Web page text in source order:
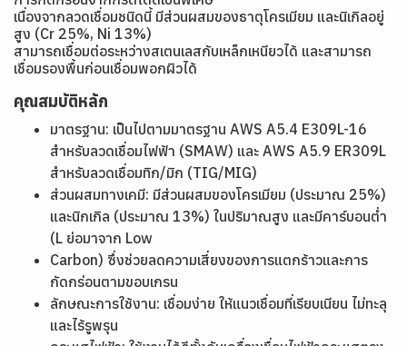
เนื่องจากลวดเชื่อมชนิดนี้ มีส่วนผสมของธาตุโครเมียม และนิเกิลอยู่
สูง (Cr 25%, Ni 13%)
สามารถเชื่อมต่อระหว่างสเตนเลสกับเหล็กเหนียวได้ และสามารถ
เชื่อมรองพื้นก่อนเชื่อมพอกผิวได้
คุณสมบัติหลัก
มาตรฐาน: เป็นไปตามมาตรฐาน AWS A5.4 E309L-16
สำหรับลวดเชื่อมไฟฟ้า (SMAW) และ AWS A5.9 ER309L
สำหรับลวดเชื่อมทิก/มิก (TIG/MIG)
ส่วนผสมทางเคมี: มีส่วนผสมของโครเมียม (ประมาณ 25%)
และนิกเกิล (ประมาณ 13%) ในปริมาณสูง และมีคาร์บอนต่ำ
(L ย่อมาจาก Low
Carbon) ซึ่งช่วยลดความเสี่ยงของการแตกร้าวและการ
กัดกร่อนตามขอบเกรน
ลักษณะการใช้งาน: เชื่อมง่าย ให้แนวเชื่อมที่เรียบเนียน ไม่ทะลุ
และไร้รูพรุน